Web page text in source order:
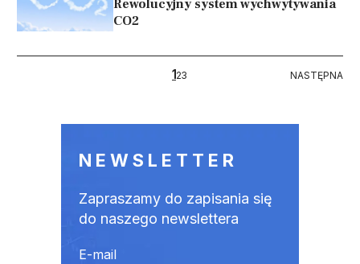
Rewolucyjny system wychwytywania
CO2
123 NASTĘPNA
NASTĘPNA
NEWSLETTER
Zapraszamy do zapisania się
do naszego newslettera
E-mail